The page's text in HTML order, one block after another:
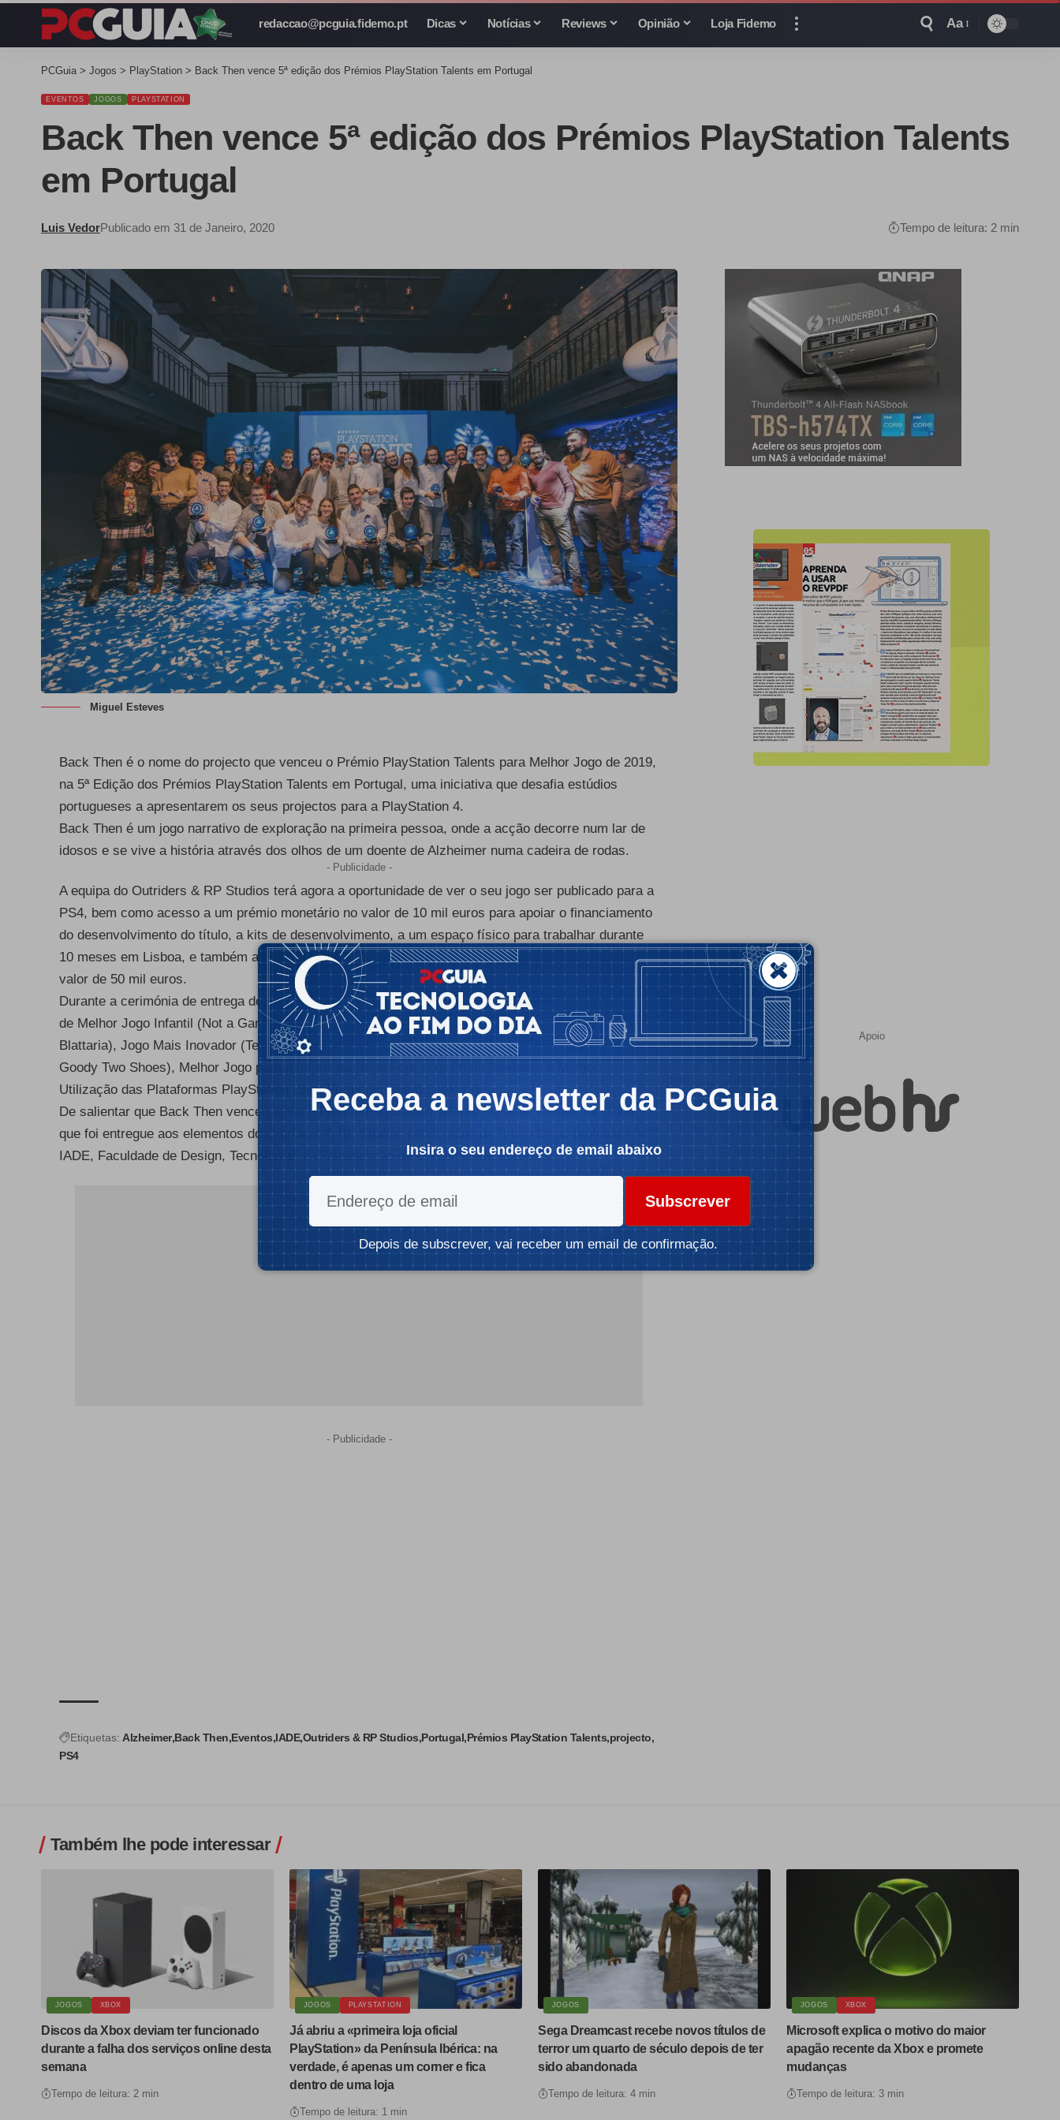
redaccao@pcguia.fidemo.pt Dicas Notícias Reviews Opinião Loja Fidemo Aa
PCGuia > Jogos > PlayStation > Back Then vence 5ª edição dos Prémios PlayStation Talents em Portugal
EVENTOS JOGOS PLAYSTATION
Back Then vence 5ª edição dos Prémios PlayStation Talents
em Portugal
Luis VedorPublicado em 31 de Janeiro, 2020 Tempo de leitura: 2 min
Miguel Esteves
Back Then é o nome do projecto que venceu o Prémio PlayStation Talents para Melhor Jogo de 2019,
na 5ª Edição dos Prémios PlayStation Talents em Portugal, uma iniciativa que desafia estúdios
portugueses a apresentarem os seus projectos para a PlayStation 4.
Back Then é um jogo narrativo de exploração na primeira pessoa, onde a acção decorre num lar de
idosos e se vive a história através dos olhos de um doente de Alzheimer numa cadeira de rodas.
- Publicidade -
A equipa do Outriders & RP Studios terá agora a oportunidade de ver o seu jogo ser publicado para a
PS4, bem como acesso a um prémio monetário no valor de 10 mil euros para apoiar o financiamento
do desenvolvimento do título, a kits de desenvolvimento, a um espaço físico para trabalhar durante
10 meses em Lisboa, e também a uma campanha promocional nos canais próprios da PlayStation no
valor de 50 mil euros.
Durante a cerimónia de entrega de prémios foram também conhecidos os vencedores das categorias
de Melhor Jogo Infantil (Not a Game Studio com Controller King), Melhor Arte (Protolith com
Blattaria), Jogo Mais Inovador (Team Chronos com Chronos), Melhor Narrativa (AstralShift com Little
Goody Two Shoes), Melhor Jogo para a Imprensa (Biga Forti com Prism Seekers) e Melhor
Utilização das Plataformas PlayStation (Biga Forti com Prism Seekers).
De salientar que Back Then venceu ainda o Prémio PlayStation Talents Especial Games for Good,
que foi entregue aos elementos do Outriders & RP Studios pelas mãos de Bruno Silva, professor no
IADE, Faculdade de Design, Tecnologias e Comunicação da Universidade Europeia.
- Publicidade -
- Publicidade -
Etiquetas: Alzheimer Back Then Eventos IADE Outriders & RP Studios Portugal Prémios PlayStation Talents projecto
PS4
Apoio
Também lhe pode interessar
JOGOS XBOX
Discos da Xbox deviam ter funcionado
durante a falha dos serviços online desta
semana
Tempo de leitura: 2 min
JOGOS PLAYSTATION
Já abriu a «primeira loja oficial
PlayStation» da Península Ibérica: na
verdade, é apenas um corner e fica
dentro de uma loja
Tempo de leitura: 1 min
JOGOS
Sega Dreamcast recebe novos títulos de
terror um quarto de século depois de ter
sido abandonada
Tempo de leitura: 4 min
JOGOS XBOX
Microsoft explica o motivo do maior
apagão recente da Xbox e promete
mudanças
Tempo de leitura: 3 min
Receba a newsletter da PCGuia
Insira o seu endereço de email abaixo
Subscrever
Depois de subscrever, vai receber um email de confirmação.